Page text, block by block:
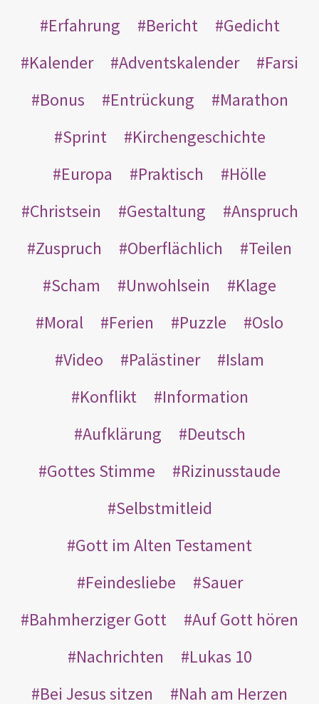
Erfahrung
Bericht
Gedicht
Kalender
Adventskalender
Farsi
Bonus
Entrückung
Marathon
Sprint
Kirchengeschichte
Europa
Praktisch
Hölle
Christsein
Gestaltung
Anspruch
Zuspruch
Oberflächlich
Teilen
Scham
Unwohlsein
Klage
Moral
Ferien Puzzle
Oslo
Video
Palästiner
Islam
Konflikt
Information
Aufklärung
Deutsch
Gottes Stimme
Rizinusstaude
Selbstmitleid
Gott im Alten Testament
Feindesliebe
Sauer
Bahmherziger Gott
Auf Gott hören
Nachrichten
Lukas 10
Bei Jesus sitzen
Nah am Herzen